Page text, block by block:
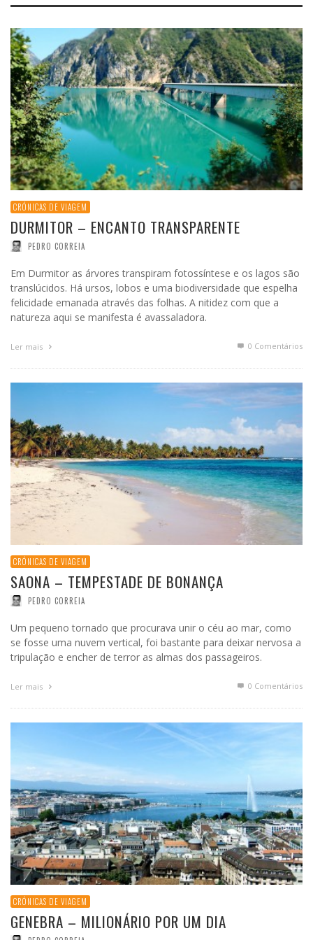
CRÓNICAS DE VIAGEM
DURMITOR – ENCANTO TRANSPARENTE
PEDRO CORREIA
Em Durmitor as árvores transpiram fotossíntese e os lagos são
translúcidos. Há ursos, lobos e uma biodiversidade que espelha
felicidade emanada através das folhas. A nitidez com que a
natureza aqui se manifesta é avassaladora.
Ler mais 0 Comentários
CRÓNICAS DE VIAGEM
SAONA – TEMPESTADE DE BONANÇA
PEDRO CORREIA
Um pequeno tornado que procurava unir o céu ao mar, como
se fosse uma nuvem vertical, foi bastante para deixar nervosa a
tripulação e encher de terror as almas dos passageiros.
Ler mais 0 Comentários
CRÓNICAS DE VIAGEM
GENEBRA – MILIONÁRIO POR UM DIA